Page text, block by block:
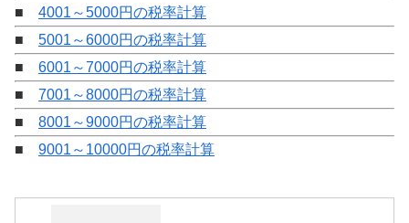
■ 4001～5000円の税率計算
■ 5001～6000円の税率計算
■ 6001～7000円の税率計算
■ 7001～8000円の税率計算
■ 8001～9000円の税率計算
■ 9001～10000円の税率計算